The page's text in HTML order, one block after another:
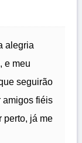
alegria
e meu
seguirão
amigos fiéis
perto, já me